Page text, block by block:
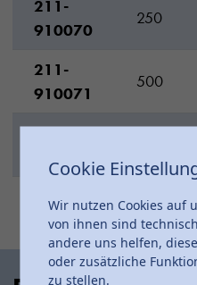
211-
910070
250
211-
910071
500
211-
Cookie
Wir nutzen Cookies auf
von ihnen sind
andere uns helfen,
oder zusätzliche
zu stellen.